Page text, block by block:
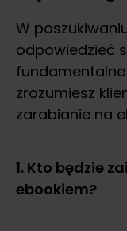
W
odpowiedzieć
zrozumiesz
zarabianie na
1. Kto będzie
ebookiem?